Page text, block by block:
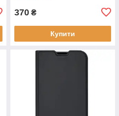
370 ₴
Купити